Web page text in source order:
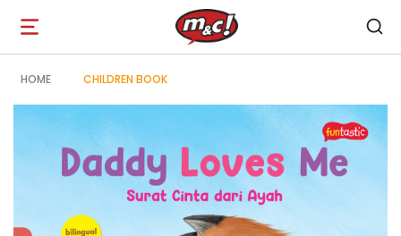
Open
navigation
HOME CHILDREN BOOK